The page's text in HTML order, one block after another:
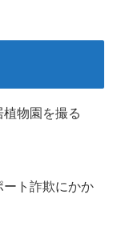
物園を撮る
ート詐欺にかか